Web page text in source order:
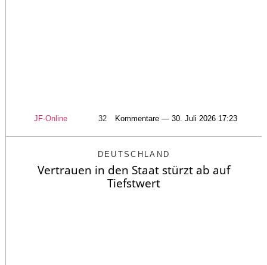
JF-Online 32 Kommentare — 30. Juli 2026 17:23
DEUTSCHLAND
Vertrauen in den Staat stürzt ab auf
Tiefstwert